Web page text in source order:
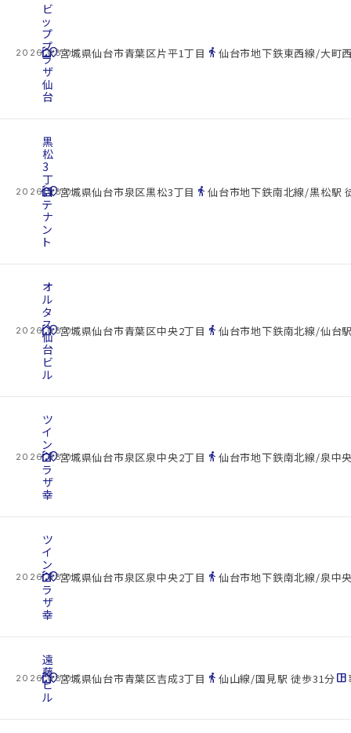
2026.08.07
cottage
ビ
ッ
プ
プ
ラ
ザ
仙
台
location_on宮城県仙台市青葉区片平1丁目 directions_walk 仙台市地下鉄東西線/大町
2026.08.07
cottage
黒
松
3
丁
目
テ
ナ
ン
ト
location_on宮城県仙台市泉区黒松3丁目 directions_walk仙台市地下鉄南北線/黒松駅
2026.08.07
cottage
オ
ル
タ
ス
仙
台
ビ
ル
location_on宮城県仙台市青葉区中央2丁目 directions_walk 仙台市地下鉄南北線/仙台
2026.08.07
cottage
ツ
イ
ン
プ
ラ
ザ
幸
location_on宮城県仙台市泉区泉中央2丁目 directions_walk 仙台市地下鉄南北線/泉中
2026.08.07
cottage
ツ
イ
ン
プ
ラ
ザ
幸
location_on宮城県仙台市泉区泉中央2丁目 directions_walk 仙台市地下鉄南北線/泉中
2026.08.07
cottage
遠
藤
ビ
ル
location_on宮城県仙台市青葉区吉成3丁目 directions_walk 仙山線/国見駅 徒歩31分space_dashboard